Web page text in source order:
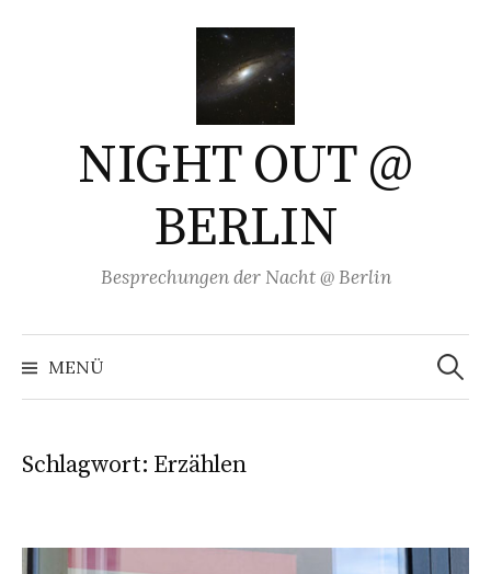
NIGHT OUT @
BERLIN
Besprechungen der Nacht @ Berlin
MENÜ
Suchen
nach:
Schlagwort: Erzählen